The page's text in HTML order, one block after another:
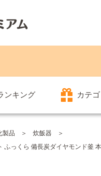
ンキング カテ
製品
炊飯器
ふっくら 備長炭ダイヤモンド釜